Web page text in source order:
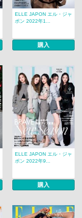
ELLE JAPON エル・ジャ
ポン 2022年1...
購入
ELLE JAPON エル・ジャ
ポン 2022年9...
購入